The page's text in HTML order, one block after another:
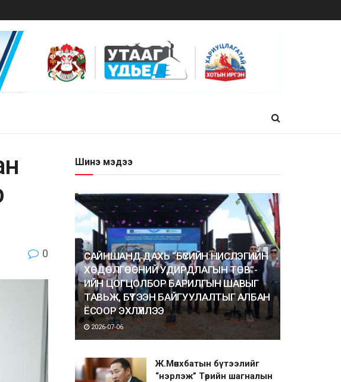
0
Шинэ мэдээ
САЙНШАНД ДАХЬ “БҮСИЙН НИСЛЭГИЙН
ХӨДӨЛГӨӨНИЙ УДИРДЛАГЫН ТӨВ”-
ИЙН ЦОГЦОЛБОР БАРИЛГЫН ШАВЫГ
ТАВЬЖ, БҮТЭЭН БАЙГУУЛАЛТЫГ АЛБАН
ЁСООР ЭХЛҮҮЛЛЭЭ
2026-07-06
Ж.Мөнхбатын бүтээлийг
“нэрлэж” Төрийн шагналын